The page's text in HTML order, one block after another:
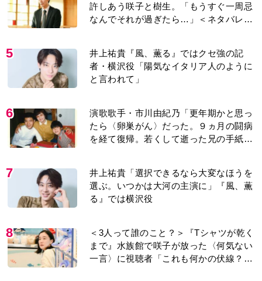
許しあう咲子と樹生。「もうすぐ一周忌
なんでそれが過ぎたら…」＜ネタバレあ
5
井上祐貴『風、薫る』ではクセ強の記
者・横沢役「陽気なイタリア人のように
と言われて」
6
演歌歌手・市川由紀乃「更年期かと思っ
たら〈卵巣がん〉だった。９ヵ月の闘病
を経て復帰。若くして逝った兄の手紙を
7
井上祐貴「選択できるなら大変なほうを
選ぶ。いつかは大河の主演に」『風、薫
る』では横沢役
8
＜3人って誰のこと？＞『Tシャツが乾く
まで』水族館で咲子が放った〈何気ない
一言〉に視聴者「これも何かの伏線？」